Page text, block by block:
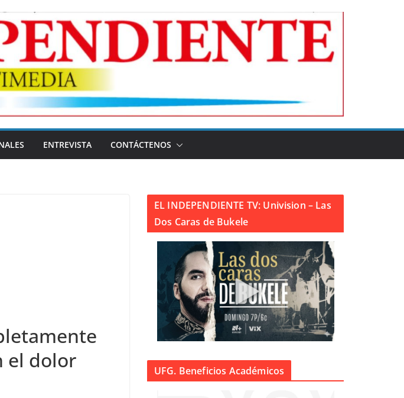
ENTREVISTA CONTÁCTENOS
el dolor
EL INDEPENDIENTE TV: Univision – Las
Dos Caras de Bukele
UFG. Beneficios Académicos